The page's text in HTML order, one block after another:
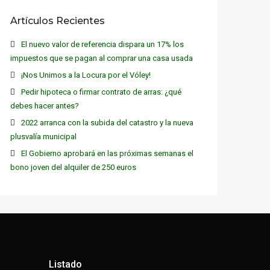
Artículos Recientes
El nuevo valor de referencia dispara un 17% los
impuestos que se pagan al comprar una casa usada
¡Nos Unimos a la Locura por el Vóley!
Pedir hipoteca o firmar contrato de arras: ¿qué
debes hacer antes?
2022 arranca con la subida del catastro y la nueva
plusvalía municipal
El Gobierno aprobará en las próximas semanas el
bono joven del alquiler de 250 euros
Listado